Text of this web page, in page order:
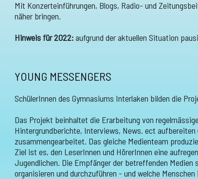
Mit Konzerteinführungen, Blogs, Radio- und
näher bringen.
Hinweis für 2022:aufgrund der aktuellen Situation
YOUNG MESSENGERS
SchülerInnen des Gymnasiums Interlaken bilden die
Das Projekt beinhaltet die Erarbeitung von
Hintergrundberichte, Interviews, News. ect
zusammengearbeitet. Das gleiche Medienteam
Ziel ist es, den LeserInnen und HörerInnen eine
Jugendlichen. Die Empfänger der betreffenden
organisieren und durchzuführen - und welche